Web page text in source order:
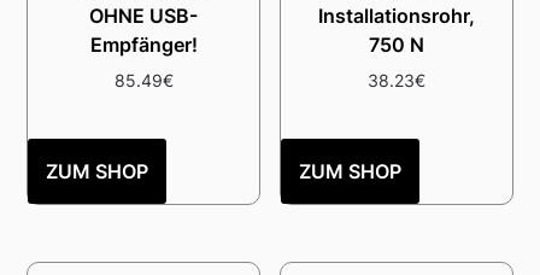
OHNE USB-
Empfänger!
85.49€
ZUM SHOP
Installationsrohr,
750 N
38.23€
ZUM SHOP